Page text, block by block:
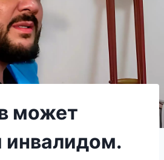
может
инвалидом.